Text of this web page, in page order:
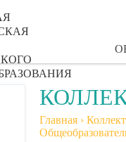
Главная ›